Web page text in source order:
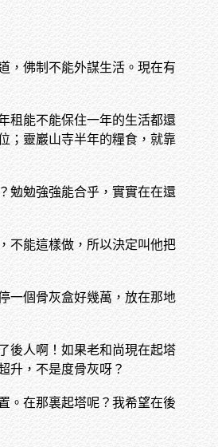
，佛制不能外謀生活。現在有
租能不能保住一年的生活都還
；靈巖山寺半年的糧食，就靠
勉勉強強能合乎，實實在在還
不能這樣做，所以決定叫他把
一個骨灰盒好幾萬，放在那地
後人啊！如果老和尚現在起塔
升，不是度骨灰呀？
。在那裏起塔呢？我希望在後